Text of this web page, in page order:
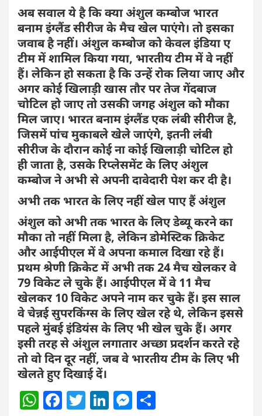
अब सवाल ये है कि क्या अंशुल कम्बोज भारत
बनाम इंग्लैंड सीरीज के मैच खेल पाएंगे। तो इसका
जवाब है नहीं। अंशुल कम्बोज को केवल इंडिया ए
टीम में शामिल किया गया, भारतीय टीम में वे नहीं
हैं। लेकिन हो सकता है कि उन्हें रोक लिया जाए और
अगर कोई खिलाड़ी खास तौर पर तेज गेंदबाज
चोटिल हो जाए तो उसकी जगह अंशुल को मौका
मिल जाए। भारत बनाम इंग्लैंड एक लंबी सीरीज है,
जिसमें पांच मुकाबले खेले जाएंगे, इतनी लंबी
सीरीज के दौरान कोई ना कोई खिलाड़ी चोटिल हो
ही जाता है, उसके रिप्लेसमेंट के लिए अंशुल
कम्बोज ने अभी से अपनी दावेदारी पेश कर दी है।
अभी तक भारत के लिए नहीं खेल पाए हैं अंशुल
अंशुल को अभी तक भारत के लिए डेब्यू करने का
मौका तो नहीं मिला है, लेकिन डोमेस्टिक क्रिकेट
और आईपीएल में वे अपना कमाल दिखा रहे हैं।
प्रथम श्रेणी क्रिकेट में अभी तक 24 मैच खेलकर वे
79 विकेट ​ले चुके हैं। आईपीएल में वे 11 मैच
खेलकर 10 विकेट अपने नाम कर चुके हैं। इस साल
वे चेन्नई सुपरकिंग्स के लिए खेल रहे थे, लेकिन इससे
पहले मुंबई इंडियंस के लिए भी खेल चुके हैं। अगर
इसी तरह से अंशुल लगातार अच्छा प्रदर्शन करते रहे
तो वो दिन दूर नहीं, जब वे भारतीय टीम के लिए भी
खेलते हुए दिखाई दें।
W F T Li M